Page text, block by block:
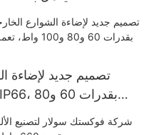
تصميم جديد لإضاءة
و100 واط، تعمل بالطاقة الشمسية بتقنية LED